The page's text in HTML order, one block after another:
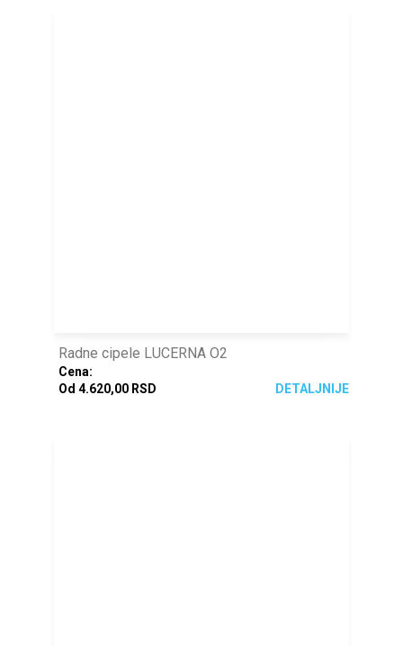
Radne cipele LUCERNA O2
Cena:
Od 4.620,00 RSD
DETALJNIJE